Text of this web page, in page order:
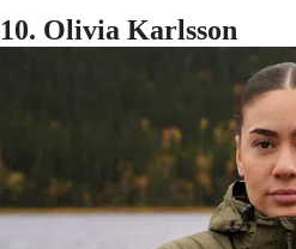
10. Olivia Karlsson